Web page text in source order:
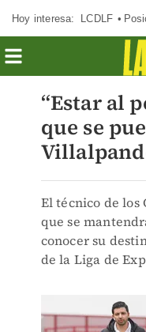
Hoy interesa: LCDLF
“Estar al
que se
El técnico de los
que se
conocer su
de la Liga de